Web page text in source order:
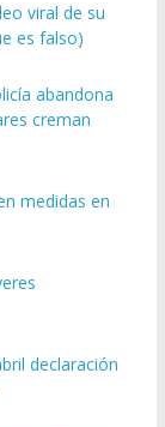
viral de su
es falso)
abandona
creman
medidas en
declaración